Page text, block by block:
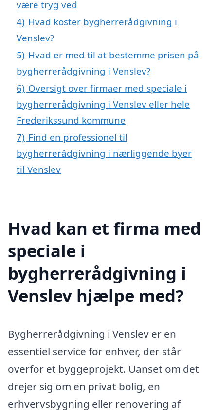
være tryg ved
4) Hvad koster bygherrerådgivning i
Venslev?
5) Hvad er med til at bestemme prisen på
bygherrerådgivning i Venslev?
6) Oversigt over firmaer med speciale i
bygherrerådgivning i Venslev eller hele
Frederikssund kommune
7) Find en professionel til
bygherrerådgivning i nærliggende byer
til Venslev
Hvad kan et firma med
speciale i
bygherrerådgivning i
Venslev hjælpe med?
Bygherrerådgivning i Venslev er en
essentiel service for enhver, der står
overfor et byggeprojekt. Uanset om det
drejer sig om en privat bolig, en
erhvervsbygning eller renovering af